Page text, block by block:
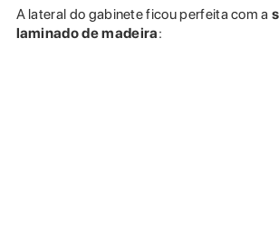
A lateral do gabinete ficou perfeita com a
laminado de madeira: